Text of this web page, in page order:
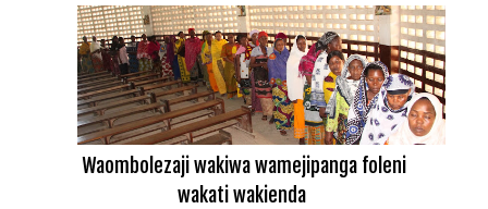
Waombolezaji wakiwa wamejipanga foleni
wakati wakienda